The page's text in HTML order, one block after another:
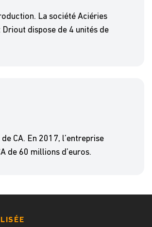
La société Aciéries
Driout dispose de 4 unités de
de CA. En 2017, l’entreprise
de 60 millions d’euros.